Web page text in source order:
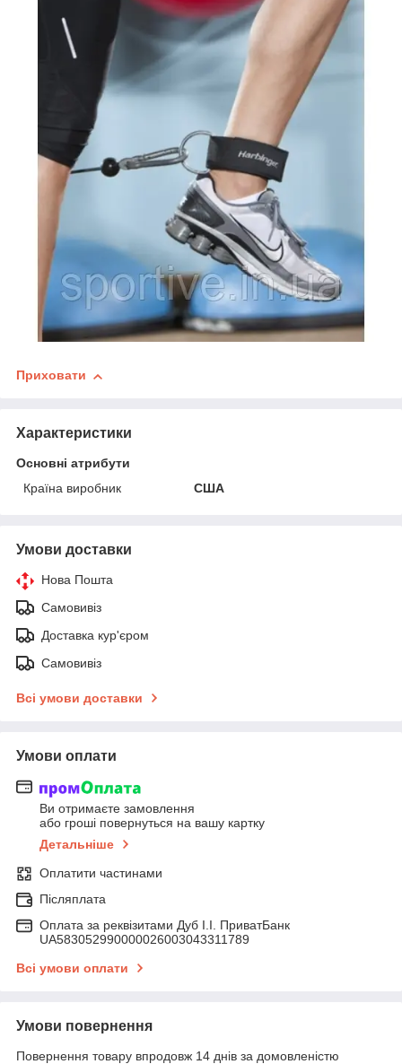
Приховати
Характеристики
Основні атрибути
Країна виробник
США
Умови доставки
Нова Пошта
Самовивіз
Доставка кур'єром
Самовивіз
Всі умови доставки
Умови оплати
Ви отримаєте замовлення
або гроші повернуться на вашу картку
Детальніше
Оплатити частинами
Післяплата
Оплата за реквізитами Дуб І.І. ПриватБанк
UA583052990000026003043311789
Всі умови оплати
Умови повернення
Повернення товару впродовж 14 днів за домовленістю